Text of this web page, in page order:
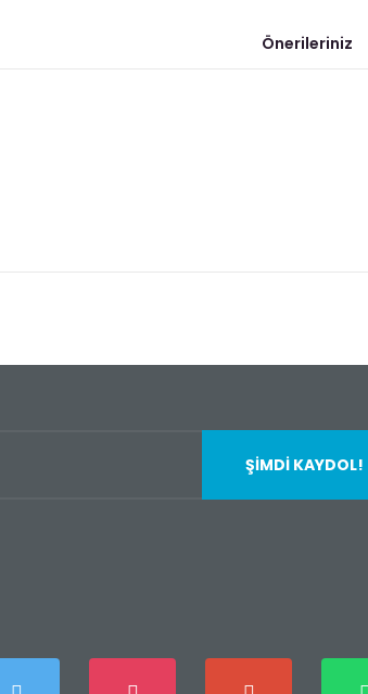
Önerileriniz
ŞİMDİ KAYDOL!